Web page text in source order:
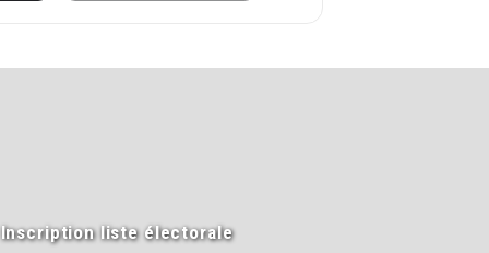
Inscription liste électorale